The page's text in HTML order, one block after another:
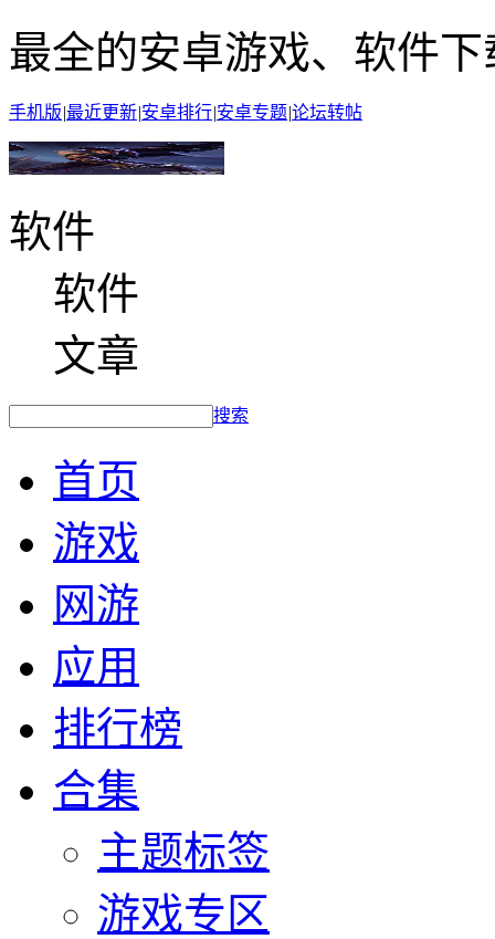
最全的安卓游戏、软件下
手机版|最近更新|安卓排行|安卓专题|论坛转帖
软件
软件
文章
搜索
首页
游戏
网游
应用
排行榜
合集
主题标签
游戏专区